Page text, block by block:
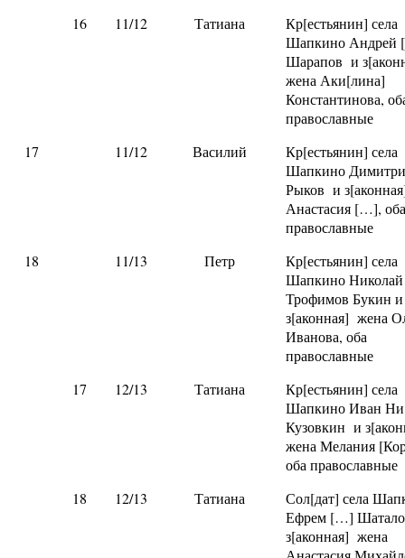
16
11/12 Татиана
Кр[естьянин] села
Шапкино
Шарапов и
жена Аки[лина]
Константинова,
православные
17
11/12 Василий
Кр[естьянин] села
Шапкино
Рыков и
Анастасия […],
православные
18
11/13 Петр
Кр[естьянин] села
Шапкино Николай
Трофимов Букин и
з[аконная] жена
Иванова, оба
православные
17
12/13 Татиана
Кр[естьянин] села
Шапкино Иван
Кузовкин и
жена Мелания
оба православные
18
12/13 Татиана
Сол[дат] села
Ефрем […]
з[аконная] жена